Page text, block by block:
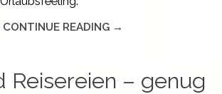
CONTINUE READING →
Reisereien – genug